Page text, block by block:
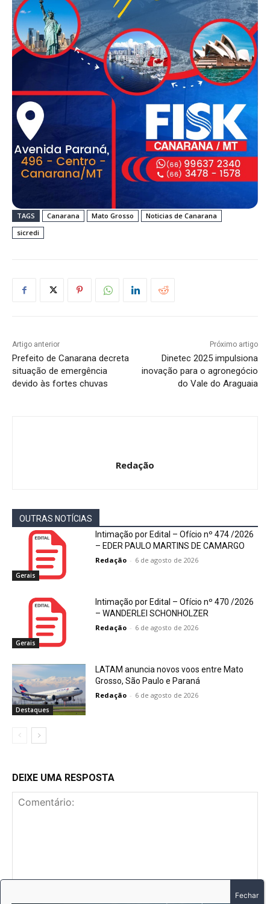
TAGS Canarana Mato Grosso
Noticias de Canarana
sicredi
Artigo anterior
Prefeito de Canarana decreta
situação de emergência
devido às fortes chuvas
Próximo artigo
Dinetec 2025 impulsiona
inovação para o agronegócio
do Vale do Araguaia
Redação
OUTRAS NOTÍCIAS
Gerais
Intimação por Edital – Ofício nº 474 /2026
– EDER PAULO MARTINS DE CAMARGO
Redação - 6 de agosto de 2026
Gerais
Intimação por Edital – Ofício nº 470 /2026
– WANDERLEI SCHONHOLZER
Redação - 6 de agosto de 2026
Destaques
LATAM anuncia novos voos entre Mato
Grosso, São Paulo e Paraná
Redação - 6 de agosto de 2026
DEIXE UMA RESPOSTA